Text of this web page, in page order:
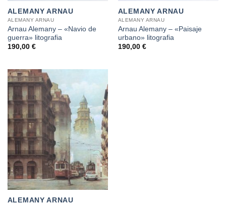
ALEMANY ARNAU
ALEMANY ARNAU
Arnau Alemany – «Navio de
guerra» litografia
190,00 €
ALEMANY ARNAU
ALEMANY ARNAU
Arnau Alemany – «Paisaje
urbano» litografia
190,00 €
ALEMANY ARNAU